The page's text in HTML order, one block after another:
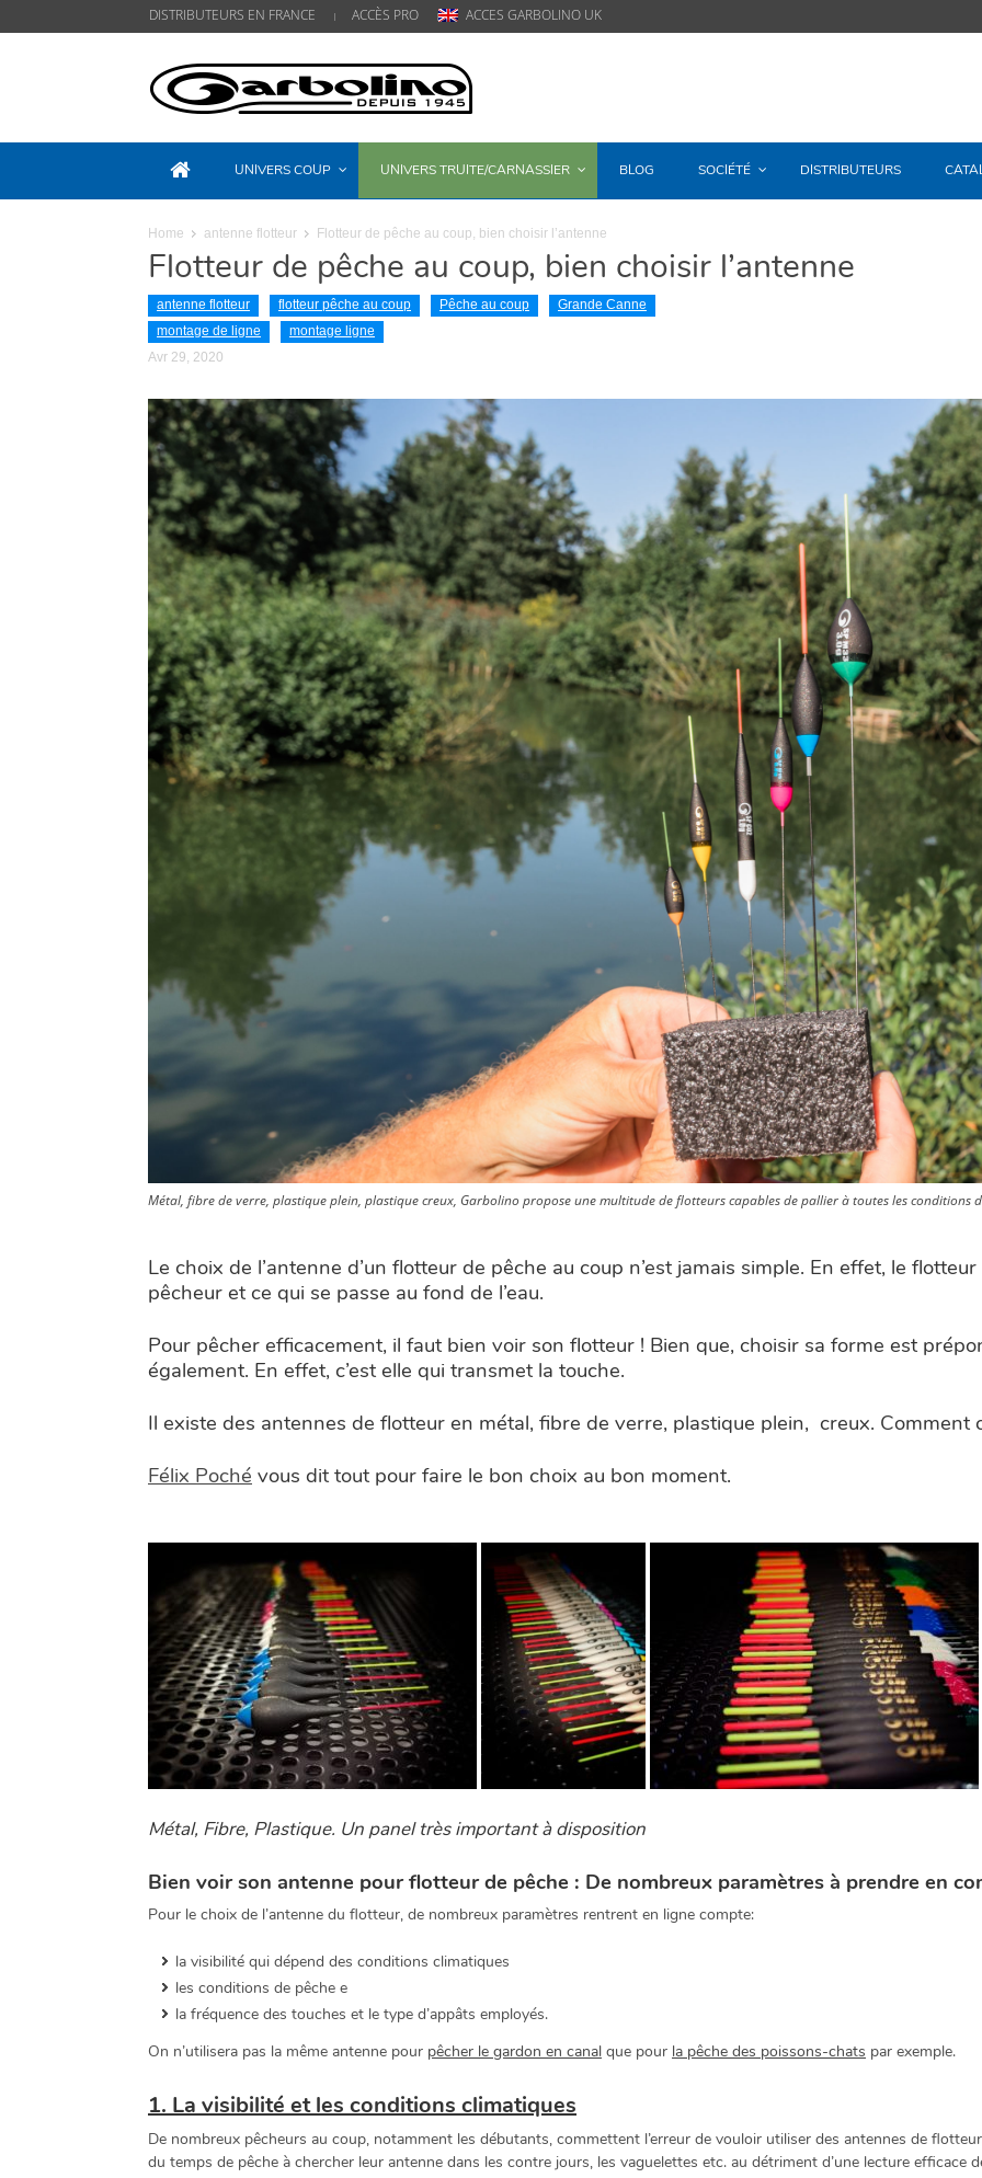
DISTRIBUTEURS EN FRANCE ACCÈS PRO ACCES GARBOLINO UK
UNIVERS COUP UNIVERS TRUITE/CARNASSIER BLOG SOCIÉTÉ DISTRIBUTEURS
Home antenne flotteur Flotteur de pêche au coup, bien choisir l’antenne
Flotteur de pêche au coup, bien choisir l’antenne
antenne flotteur flotteur pêche au coup Pêche au coup
Grande Canne
montage de ligne
montage ligne
Avr 29, 2020
Métal, fibre de verre, plastique plein, plastique creux, Garbolino propose une multitude de flotteurs capables de pallier à toutes les conditions
Le choix de l’antenne d’un flotteur de pêche au coup n’est jamais simple. En effet, le
pêcheur et ce qui se passe au fond de l’eau.
Pour pêcher efficacement, il faut bien voir son flotteur ! Bien que, choisir sa forme est
également. En effet, c’est elle qui transmet la touche.
Il existe des antennes de flotteur en métal, fibre de verre, plastique plein, creux. Comment
Félix Poché vous dit tout pour faire le bon choix au bon moment.
Métal, Fibre, Plastique. Un panel très important à disposition
Bien voir son antenne pour flotteur de pêche : De nombreux paramètres à prendre en
Pour le choix de l’antenne du flotteur, de nombreux paramètres rentrent en ligne compte:
la visibilité qui dépend des conditions climatiques
les conditions de pêche e
la fréquence des touches et le type d’appâts employés.
On n’utilisera pas la même antenne pour pêcher le gardon en canal que pour la pêche des poissons-chats par exemple.
1. La visibilité et les conditions climatiques
De nombreux pêcheurs au coup, notamment les débutants, commettent l’erreur de vouloir utiliser des antennes de
du temps de pêche à chercher leur antenne dans les contre jours, les vaguelettes etc. au détriment d’une lecture efficace